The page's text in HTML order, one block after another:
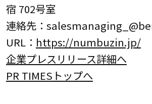
宿 702号室
連絡先：
URL： https://numbuzin.jp/
企業プレスリリース詳細へ
PR TIMESトップへ